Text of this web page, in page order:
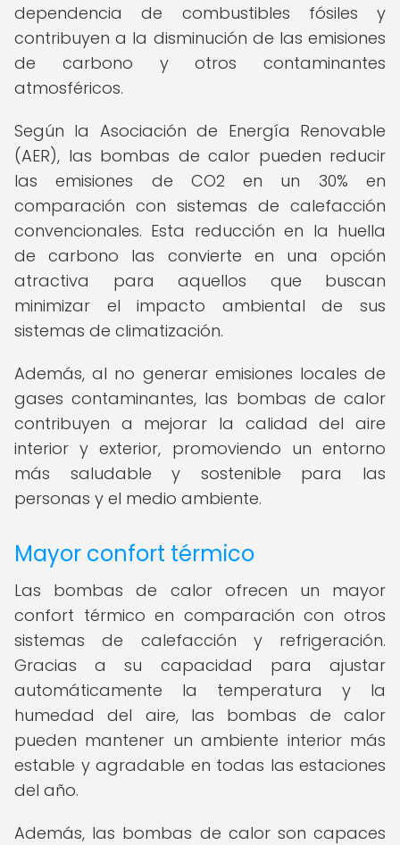
dependencia de combustibles fósiles y
contribuyen a la disminución de las emisiones
de carbono y otros contaminantes
atmosféricos.
Según la Asociación de Energía Renovable
(AER), las bombas de calor pueden reducir
las emisiones de CO2 en un 30% en
comparación con sistemas de calefacción
convencionales. Esta reducción en la huella
de carbono las convierte en una opción
atractiva para aquellos que buscan
minimizar el impacto ambiental de sus
sistemas de climatización.
Además, al no generar emisiones locales de
gases contaminantes, las bombas de calor
contribuyen a mejorar la calidad del aire
interior y exterior, promoviendo un entorno
más saludable y sostenible para las
personas y el medio ambiente.
Mayor confort térmico
Las bombas de calor ofrecen un mayor
confort térmico en comparación con otros
sistemas de calefacción y refrigeración.
Gracias a su capacidad para ajustar
automáticamente la temperatura y la
humedad del aire, las bombas de calor
pueden mantener un ambiente interior más
estable y agradable en todas las estaciones
del año.
Además, las bombas de calor son capaces